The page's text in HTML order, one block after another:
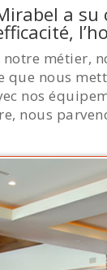
a
nous
nos
nous